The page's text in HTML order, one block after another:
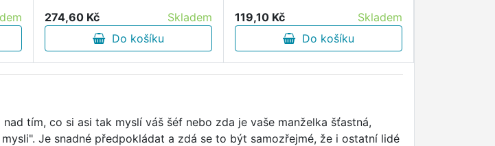
274,60 Kč
Skladem
Do košíku
119,10 Kč
Skladem
Do košíku
tím, co si asi tak myslí váš šéf nebo zda je vaše manželka šťastná,
Je snadné předpokládat a zdá se to být samozřejmé, že i ostatní lidé